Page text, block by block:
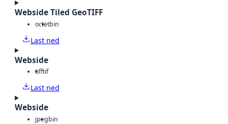
Webside Tiled GeoTIFF
octetbin
Last ned
Webside
tifftif
Last ned
Webside
jpegbin